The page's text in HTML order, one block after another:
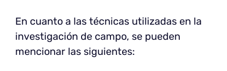
En cuanto a las técnicas utilizadas en la
investigación de campo, se pueden
mencionar las siguientes: